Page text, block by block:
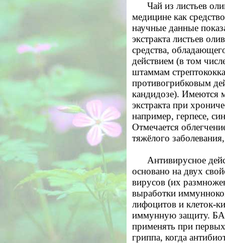
Чай из листьев
медицине как
научные данные
экстракта листьев
средства,
действием (в том
штаммам
противогрибковым
кандидозе). Имеются
экстракта при
например, герпесе,
Отмечается
тяжёлого
Антивирусное
основано на двух
вирусов (их
выработки
лифоцитов и клеток-
иммунную защиту.
применять при
гриппа, когда